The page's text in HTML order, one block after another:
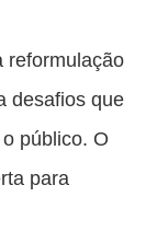
reformulação
desafios que
público. O
para